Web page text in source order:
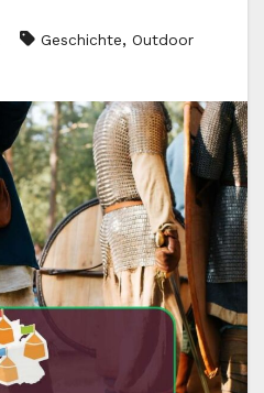
Geschichte, Outdoor